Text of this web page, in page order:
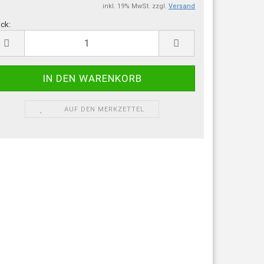
inkl. 19% MwSt. zzgl. Versand
AUF DEN MERKZETTEL